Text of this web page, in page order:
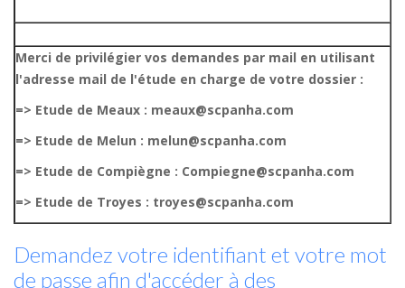
Merci de privilégier vos demandes par mail en utilisant
l'adresse mail de l'étude en charge de votre dossier :
=> Etude de Meaux : meaux@scpanha.com
=> Etude de Melun : melun@scpanha.com
=> Etude de Compiègne : Compiegne@scpanha.com
=> Etude de Troyes : troyes@scpanha.com
Demandez votre identifiant et votre mot
de passe afin d'accéder à des